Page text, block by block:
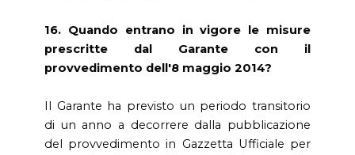
16. Quando entrano in vigore le misure
prescritte dal Garante con il
provvedimento dell'8 maggio 2014?
Il Garante ha previsto un periodo transitorio
di un anno a decorrere dalla pubblicazione
del provvedimento in Gazzetta Ufficiale per